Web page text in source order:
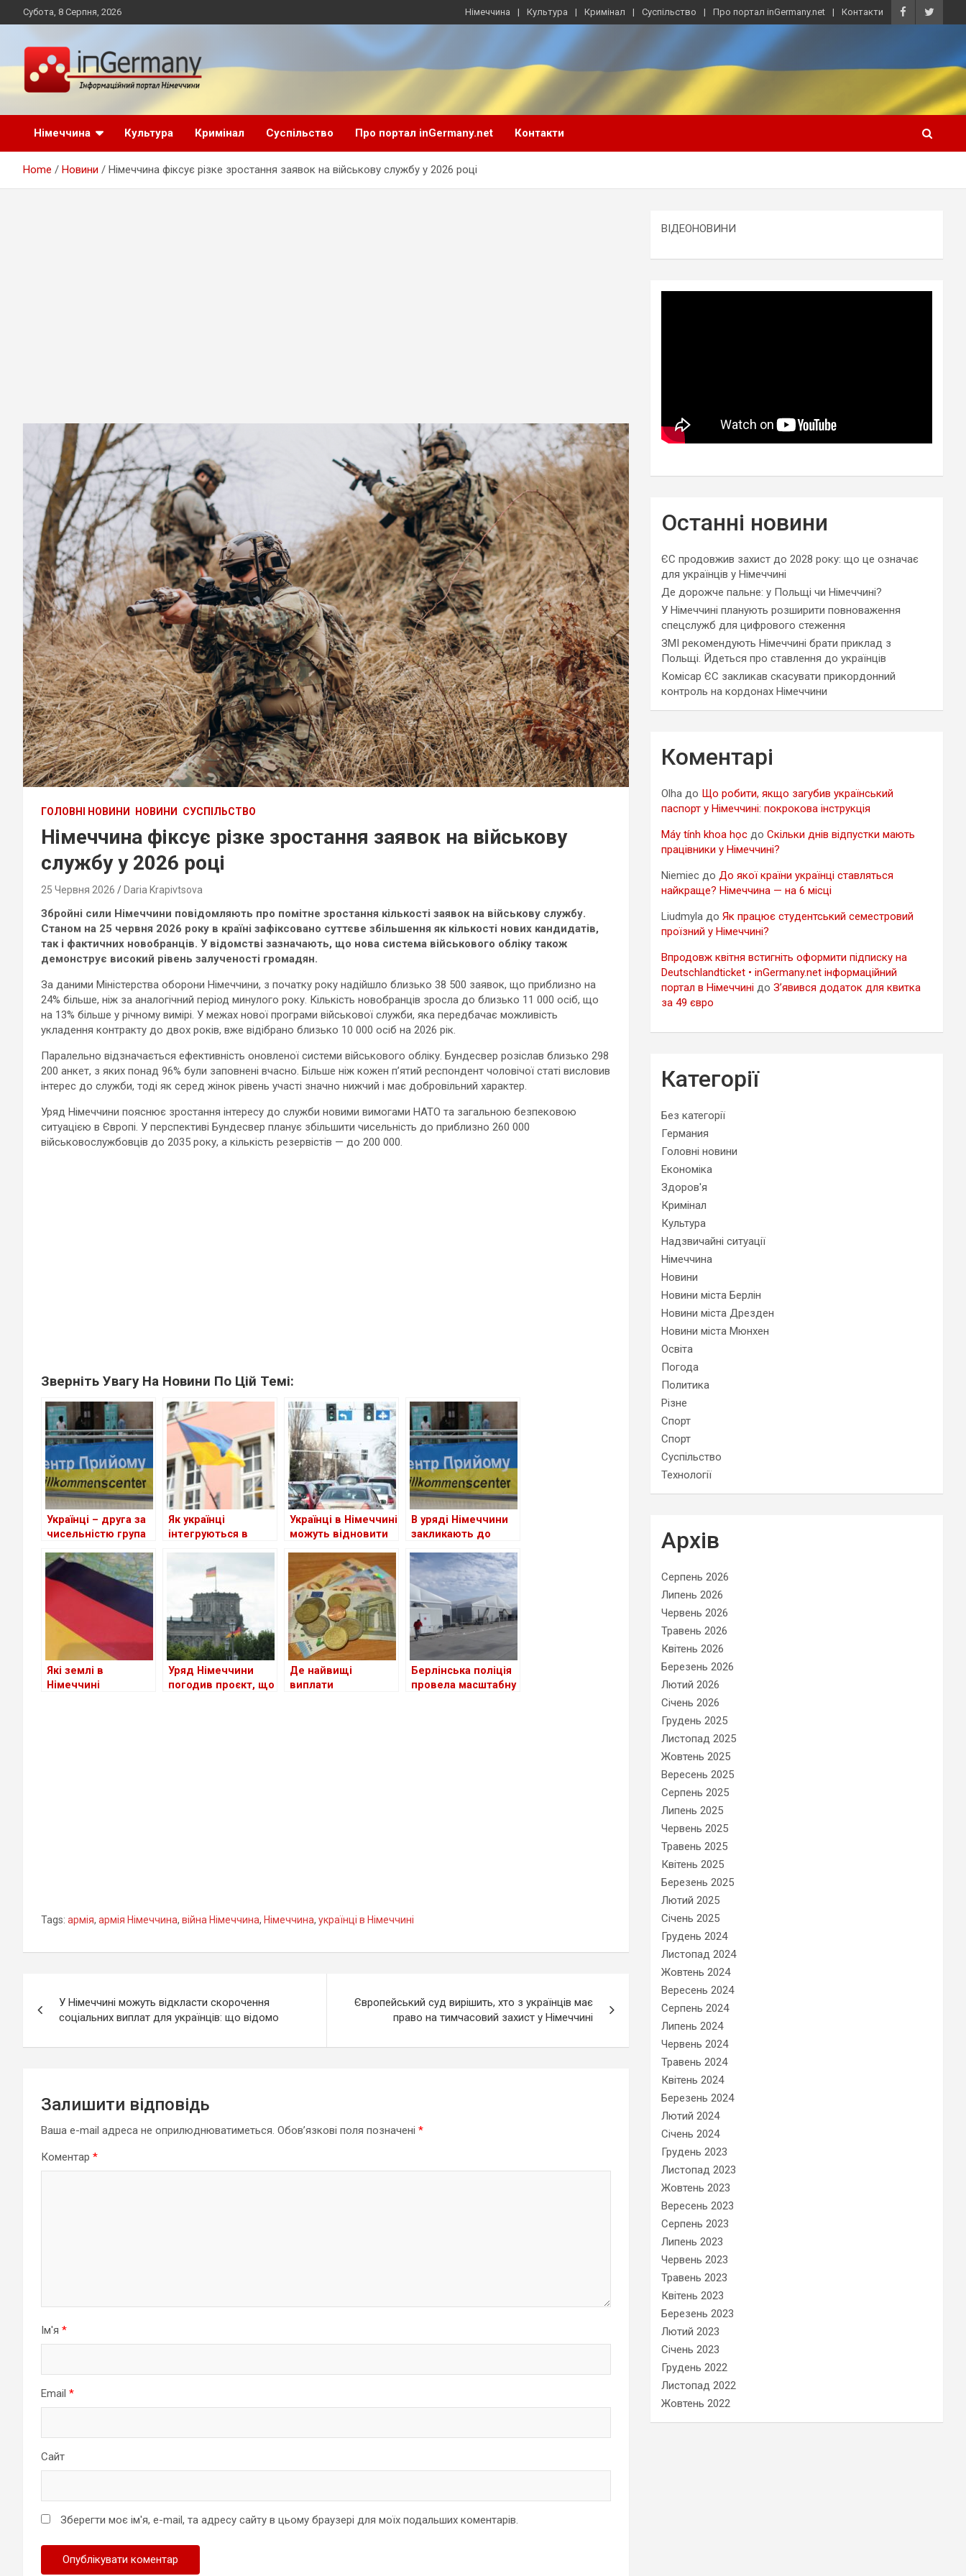
to
Субота, 8 Серпня, 2026 Німеччина Культура Кримінал Суспільство Про портал inGermany.net Контакти
inGermany.net
інформаційний
портал в Німеччині
Німеччини, українці в Німеччині
Німеччина
Культура Кримінал Суспільство Про портал inGermany.net Контакти
Home Новини Німеччина фіксує різке зростання заявок на військову службу у 2026 році
ГОЛОВНІ НОВИНИ НОВИНИ СУСПІЛЬСТВО
Німеччина фіксує різке зростання заявок на військову
службу у 2026 році
25 Червня 2026 Daria Krapivtsova
Збройні сили Німеччини повідомляють про помітне зростання кількості заявок на військову службу.
Станом на 25 червня 2026 року в країні зафіксовано суттєве збільшення як кількості нових кандидатів,
так і фактичних новобранців. У відомстві зазначають, що нова система військового обліку також
демонструє високий рівень залученості громадян.
За даними Міністерства оборони Німеччини, з початку року надійшло близько 38 500 заявок, що приблизно на
24% більше, ніж за аналогічний період минулого року. Кількість новобранців зросла до близько 11 000 осіб, що
на 13% більше у річному вимірі. У межах нової програми військової служби, яка передбачає можливість
укладення контракту до двох років, вже відібрано близько 10 000 осіб на 2026 рік.
Паралельно відзначається ефективність оновленої системи військового обліку. Бундесвер розіслав близько 298
200 анкет, з яких понад 96% були заповнені вчасно. Більше ніж кожен п’ятий респондент чоловічої статі висловив
інтерес до служби, тоді як серед жінок рівень участі значно нижчий і має добровільний характер.
Уряд Німеччини пояснює зростання інтересу до служби новими вимогами НАТО та загальною безпековою
ситуацією в Європі. У перспективі Бундесвер планує збільшити чисельність до приблизно 260 000
військовослужбовців до 2035 року, а кількість резервістів — до 200 000.
Зверніть Увагу На Новини По Цій Темі:
Українці – друга за
чисельністю група
Як українці
інтегруються в
Українці в Німеччині
можуть відновити
посвідчення водія
В уряді Німеччини
закликають до
для шукачів
притулку: чи
стосується це
українців?
Які землі в
Німеччині
Уряд Німеччини
погодив проєкт, що
Де найвищі
виплати
Берлінська поліція
провела масштабну
Tags: армія, армія Німеччина, війна Німеччина, Німеччина, українці в Німеччині
записів
У Німеччині можуть відкласти скорочення
соціальних виплат для українців: що відомо
Європейський суд вирішить, хто з українців має
право на тимчасовий захист у Німеччині
Залишити відповідь
Ваша e-mail адреса не оприлюднюватиметься. Обов’язкові поля позначені *
Коментар *
Ім'я *
Email *
Сайт
Зберегти моє ім'я, e-mail, та адресу сайту в цьому браузері для моїх подальших коментарів.
ВІДЕОНОВИНИ
Останні новини
ЄС продовжив захист до 2028 року: що це означає
для українців у Німеччині
Де дорожче пальне: у Польщі чи Німеччині?
У Німеччині планують розширити повноваження
спецслужб для цифрового стеження
ЗМІ рекомендують Німеччині брати приклад з
Польщі. Йдеться про ставлення до українців
Комісар ЄС закликав скасувати прикордонний
контроль на кордонах Німеччини
Коментарі
Olha до Що робити, якщо загубив український
паспорт у Німеччині: покрокова інструкція
Máy tính khoa học доСкільки днів відпустки мають
працівники у Німеччині?
Niemiec доДо якої країни українці ставляться
найкраще? Німеччина — на 6 місці
Liudmyla доЯк працює студентський семестровий
проїзний у Німеччині?
Впродовж квітня встигніть оформити підписку на
Deutschlandticket • inGermany.net інформаційний
портал в Німеччині доЗ’явився додаток для квитка
за 49 євро
Категорії
Без категорії
Германия
Головні новини
Економіка
Здоров'я
Кримінал
Культура
Надзвичайні ситуації
Німеччина
Новини
Новини міста Берлін
Новини міста Дрезден
Новини міста Мюнхен
Освіта
Погода
Политика
Різне
Спорт
Спорт
Суспільство
Технології
Архів
Серпень 2026
Липень 2026
Червень 2026
Травень 2026
Квітень 2026
Березень 2026
Лютий 2026
Січень 2026
Грудень 2025
Листопад 2025
Жовтень 2025
Вересень 2025
Серпень 2025
Липень 2025
Червень 2025
Травень 2025
Квітень 2025
Березень 2025
Лютий 2025
Січень 2025
Грудень 2024
Листопад 2024
Жовтень 2024
Вересень 2024
Серпень 2024
Липень 2024
Червень 2024
Травень 2024
Квітень 2024
Березень 2024
Лютий 2024
Січень 2024
Грудень 2023
Листопад 2023
Жовтень 2023
Вересень 2023
Серпень 2023
Липень 2023
Червень 2023
Травень 2023
Квітень 2023
Березень 2023
Лютий 2023
Січень 2023
Грудень 2022
Листопад 2022
Жовтень 2022